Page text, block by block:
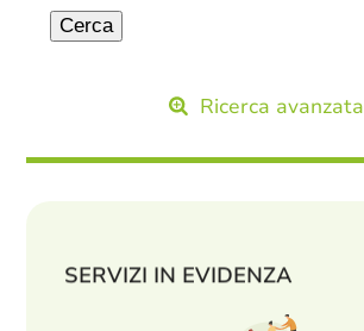
Ricerca avanzata
SERVIZI IN EVIDENZA